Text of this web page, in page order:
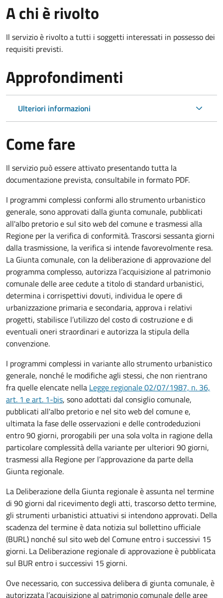
A chi è rivolto
Il servizio è rivolto a tutti i soggetti interessati in possesso dei
requisiti previsti.
Approfondimenti
Ulteriori informazioni
Come fare
Il servizio può essere attivato presentando tutta la
documentazione prevista, consultabile in formato PDF.
I programmi complessi conformi allo strumento urbanistico
generale, sono approvati dalla giunta comunale, pubblicati
all'albo pretorio e sul sito web del comune e trasmessi alla
Regione per la verifica di conformità. Trascorsi sessanta giorni
dalla trasmissione, la verifica si intende favorevolmente resa.
La Giunta comunale, con la deliberazione di approvazione del
programma complesso, autorizza l’acquisizione al patrimonio
comunale delle aree cedute a titolo di standard urbanistici,
determina i corrispettivi dovuti, individua le opere di
urbanizzazione primaria e secondaria, approva i relativi
progetti, stabilisce l’utilizzo del costo di costruzione e di
eventuali oneri straordinari e autorizza la stipula della
convenzione.
I programmi complessi in variante allo strumento urbanistico
generale, nonché le modifiche agli stessi, che non rientrano
fra quelle elencate nella Legge regionale 02/07/1987, n. 36,
art. 1 e art. 1-bis, sono adottati dal consiglio comunale,
pubblicati all'albo pretorio e nel sito web del comune e,
ultimata la fase delle osservazioni e delle controdeduzioni
entro 90 giorni, prorogabili per una sola volta in ragione della
particolare complessità della variante per ulteriori 90 giorni,
trasmessi alla Regione per l’approvazione da parte della
Giunta regionale.
La Deliberazione della Giunta regionale è assunta nel termine
di 90 giorni dal ricevimento degli atti, trascorso detto termine,
gli strumenti urbanistici attuativi si intendono approvati. Della
scadenza del termine è data notizia sul bollettino ufficiale
(BURL) nonché sul sito web del Comune entro i successivi 15
giorni. La Deliberazione regionale di approvazione è pubblicata
sul BUR entro i successivi 15 giorni.
Ove necessario, con successiva delibera di giunta comunale, è
autorizzata l’acquisizione al patrimonio comunale delle aree